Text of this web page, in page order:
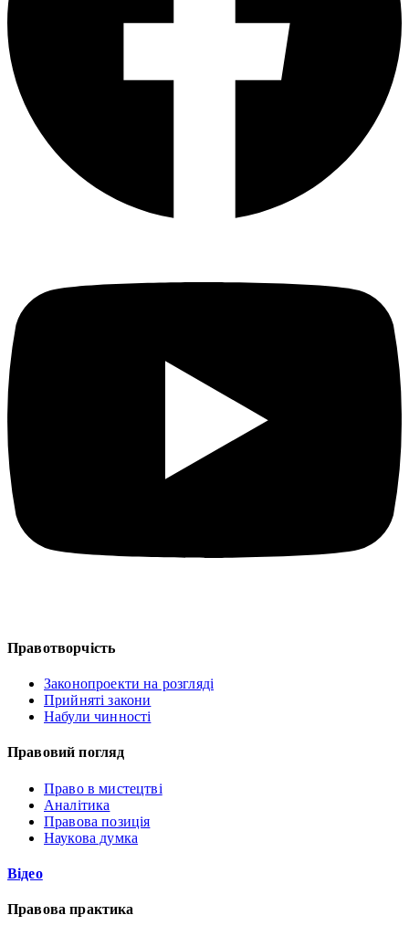
Правотворчість
Законопроекти на розгляді
Прийняті закони
Набули чинності
Правовий погляд
Право в мистецтві
Аналітика
Правова позиція
Наукова думка
Відео
Правова практика